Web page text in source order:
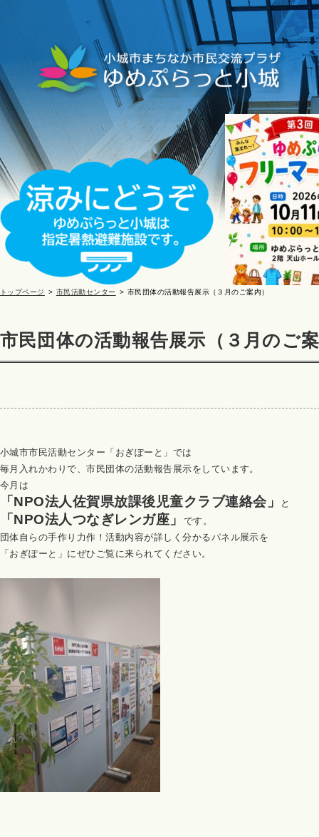
トップページ 市民活動センター 市民団体の活動報告展示（３月のご案内）
市民団体の活動報告展示（３月のご
小城市市民活動センター「おぎぽーと」では
毎月入れかわりで、市民団体の活動報告展示をしています。
今月は
「NPO法人佐賀県放課後児童クラブ連絡会」 と
「NPO法人つなぎレンガ座 」
です。
団体自らの手作り力作！活動内容が詳しく分かるパネル展示を
「おぎぽーと」にぜひご覧に来られてください。